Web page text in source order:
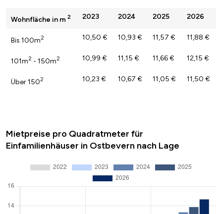
Wohnfläche in m 2 2023 2024 2025 2026
Bis 100m2 10,50 € 10,93 € 11,57 € 11,88 €
101m2 - 150m2 10,99 € 11,15 € 11,66 € 12,15 €
Über 1502 10,23 € 10,67 € 11,05 € 11,50 €
Mietpreise pro Quadratmeter für
Einfamilienhäuser in Ostbevern nach Lage